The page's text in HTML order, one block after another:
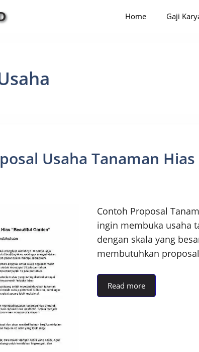
Home Gaji
Usaha Tanaman
Contoh Proposal
ingin membuka usaha
dengan skala yang
membutuhkan
Read more